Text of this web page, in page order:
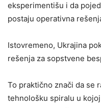
eksperimentišu i da
postaju operativna
Istovremeno, Ukrajina
rešenja za sopstvene
To praktično znači da se
tehnološku spiralu u